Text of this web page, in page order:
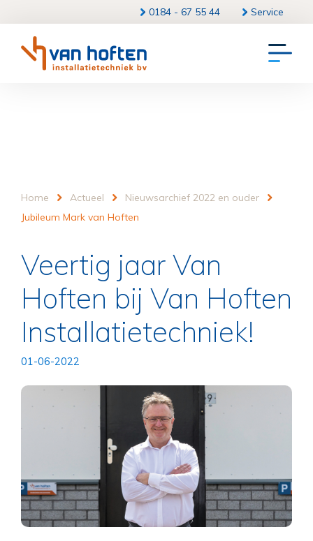
0184 - 67 55 44 Service
Home Actueel
Nieuwsarchief 2022 en ouder
Jubileum Mark van Hoften
Veertig jaar Van
Hoften bij Van Hoften
Installatietechniek!
01-06-2022